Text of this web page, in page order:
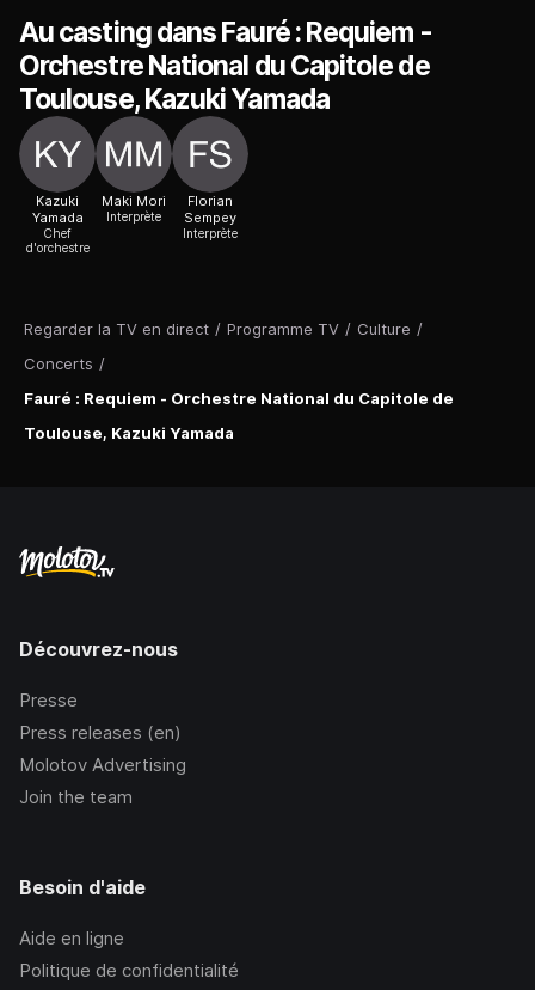
Regarder la TV en direct / Programme TV / Culture /
Concerts /
Fauré : Requiem - Orchestre National du Capitole de
Toulouse, Kazuki Yamada
Au casting dans Fauré : Requiem -
Orchestre National du Capitole de
Toulouse, Kazuki Yamada
Kazuki
Yamada
Chef
d'orchestre
Maki Mori
Interprète
Florian
Sempey
Interprète
Découvrez-nous
Presse
Press releases (en)
Molotov Advertising
Join the team
Besoin d'aide
Aide en ligne
Politique de confidentialité